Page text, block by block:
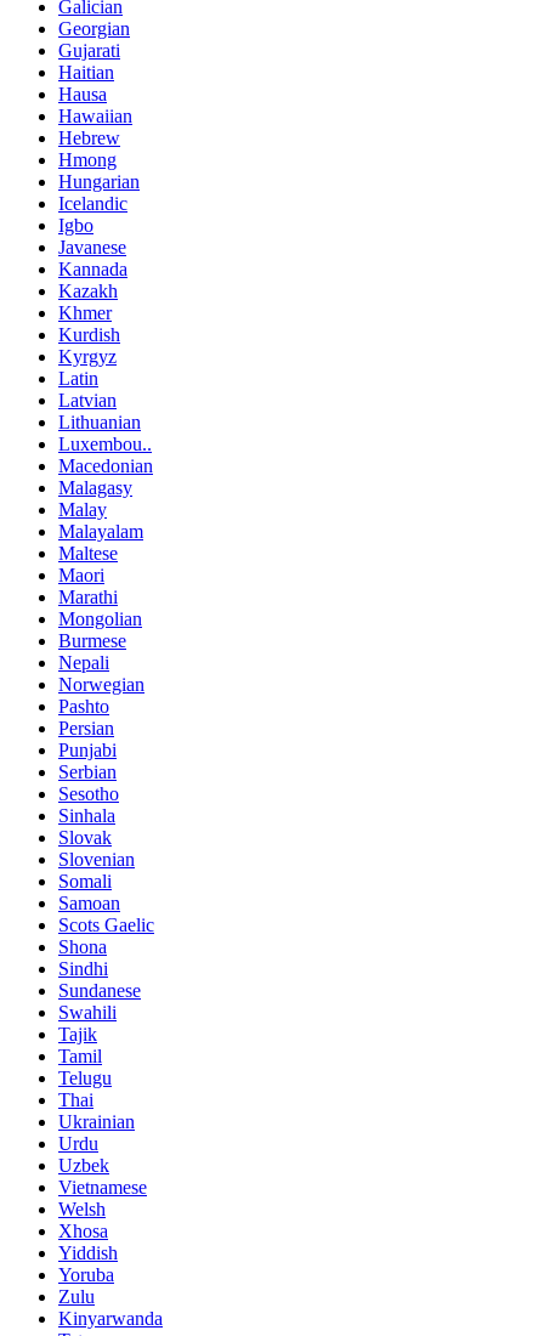
Galician
Georgian
Gujarati
Haitian
Hausa
Hawaiian
Hebrew
Hmong
Hungarian
Icelandic
Igbo
Javanese
Kannada
Kazakh
Khmer
Kurdish
Kyrgyz
Latin
Latvian
Lithuanian
Luxembou..
Macedonian
Malagasy
Malay
Malayalam
Maltese
Maori
Marathi
Mongolian
Burmese
Nepali
Norwegian
Pashto
Persian
Punjabi
Serbian
Sesotho
Sinhala
Slovak
Slovenian
Somali
Samoan
Scots Gaelic
Shona
Sindhi
Sundanese
Swahili
Tajik
Tamil
Telugu
Thai
Ukrainian
Urdu
Uzbek
Vietnamese
Welsh
Xhosa
Yiddish
Yoruba
Zulu
Kinyarwanda